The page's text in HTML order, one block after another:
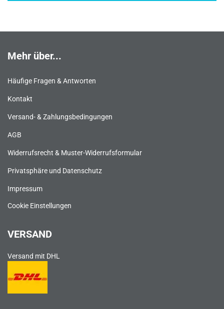
Mehr über...
Häufige Fragen & Antworten
Kontakt
Versand- & Zahlungsbedingungen
AGB
Widerrufsrecht & Muster-Widerrufsformular
Privatsphäre und Datenschutz
Impressum
Cookie Einstellungen
VERSAND
Versand mit DHL